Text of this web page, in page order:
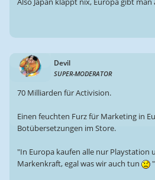
Devil
SUPER-MODERATOR
70 Milliarden für Activision.
Einen feuchten Furz für Marketing in
Botübersetzungen im Store.
"In Europa kaufen alle nur Playstation
Markenkraft, egal was wir auch tun
"